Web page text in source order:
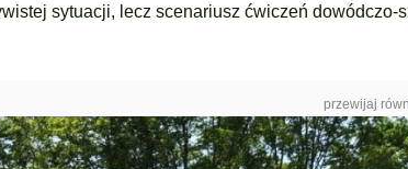
sytuacji, lecz scenariusz ćwiczeń
przewijaj